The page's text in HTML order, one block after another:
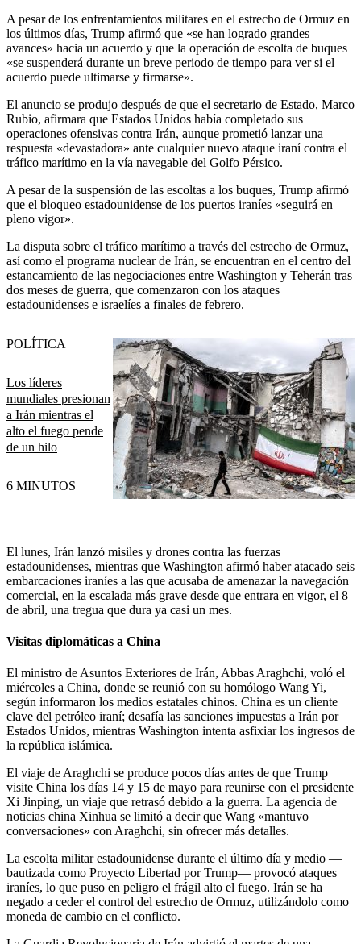
A pesar de los enfrentamientos militares en el estrecho de Ormuz en
los últimos días, Trump afirmó que «se han logrado grandes
avances» hacia un acuerdo y que la operación de escolta de buques
«se suspenderá durante un breve periodo de tiempo para ver si el
acuerdo puede ultimarse y firmarse».
El anuncio se produjo después de que el secretario de Estado, Marco
Rubio, afirmara que Estados Unidos había completado sus
operaciones ofensivas contra Irán, aunque prometió lanzar una
respuesta «devastadora» ante cualquier nuevo ataque iraní contra el
tráfico marítimo en la vía navegable del Golfo Pérsico.
A pesar de la suspensión de las escoltas a los buques, Trump afirmó
que el bloqueo estadounidense de los puertos iraníes «seguirá en
pleno vigor».
La disputa sobre el tráfico marítimo a través del estrecho de Ormuz,
así como el programa nuclear de Irán, se encuentran en el centro del
estancamiento de las negociaciones entre Washington y Teherán tras
dos meses de guerra, que comenzaron con los ataques
estadounidenses e israelíes a finales de febrero.
Los líderes
mundiales presionan
a Irán mientras el
alto el fuego pende
de un hilo
POLÍTICA
6 MINUTOS
El lunes, Irán lanzó misiles y drones contra las fuerzas
estadounidenses, mientras que Washington afirmó haber atacado seis
embarcaciones iraníes a las que acusaba de amenazar la navegación
comercial, en la escalada más grave desde que entrara en vigor, el 8
de abril, una tregua que dura ya casi un mes.
Visitas diplomáticas a China
El ministro de Asuntos Exteriores de Irán, Abbas Araghchi, voló el
miércoles a China, donde se reunió con su homólogo Wang Yi,
según informaron los medios estatales chinos. China es un cliente
clave del petróleo iraní; desafía las sanciones impuestas a Irán por
Estados Unidos, mientras Washington intenta asfixiar los ingresos de
la república islámica.
El viaje de Araghchi se produce pocos días antes de que Trump
visite China los días 14 y 15 de mayo para reunirse con el presidente
Xi Jinping, un viaje que retrasó debido a la guerra. La agencia de
noticias china Xinhua se limitó a decir que Wang «mantuvo
conversaciones» con Araghchi, sin ofrecer más detalles.
La escolta militar estadounidense durante el último día y medio —
bautizada como Proyecto Libertad por Trump— provocó ataques
iraníes, lo que puso en peligro el frágil alto el fuego. Irán se ha
negado a ceder el control del estrecho de Ormuz, utilizándolo como
moneda de cambio en el conflicto.